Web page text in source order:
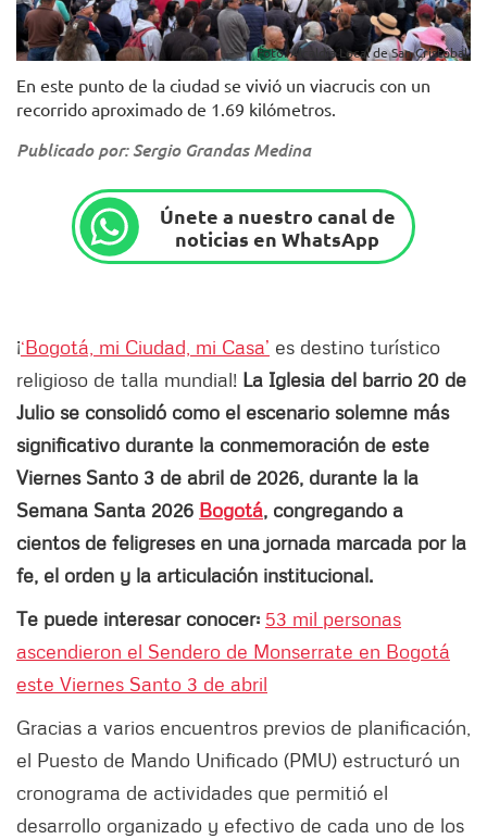
Foto: Alcaldía Local de San Cristóbal.
En este punto de la ciudad se vivió un viacrucis con un
recorrido aproximado de 1.69 kilómetros.
Publicado por: Sergio Grandas Medina
Únete a nuestro canal de
noticias en WhatsApp
¡‘Bogotá, mi Ciudad, mi Casa’ es destino turístico
religioso de talla mundial! La Iglesia del barrio 20 de
Julio se consolidó como el escenario solemne más
significativo durante la conmemoración de este
Viernes Santo 3 de abril de 2026, durante la la
Semana Santa 2026 Bogotá, congregando a
cientos de feligreses en una jornada marcada por la
fe, el orden y la articulación institucional.
Te puede interesar conocer: 53 mil personas
ascendieron el Sendero de Monserrate en Bogotá
este Viernes Santo 3 de abril
Gracias a varios encuentros previos de planificación,
el Puesto de Mando Unificado (PMU) estructuró un
cronograma de actividades que permitió el
desarrollo organizado y efectivo de cada uno de los